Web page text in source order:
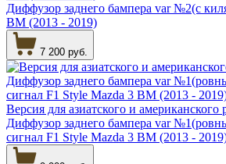
Диффузор заднего бампера var №2(с
BM (2013 - 2019)
7 200 руб.
Версия для азиатского и американского
Диффузор заднего бампера var
сигнал F1 Style Mazda 3 BM (2013 -